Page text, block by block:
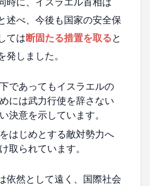
述べ、今後も国家の安全保
ては断固たる措置を取ると
しました。
であってもイスラエルの
には武力行使を辞さない
決意を示しています。
はじめとする敵対勢力へ
取られています。
依然として遠く、国際社会